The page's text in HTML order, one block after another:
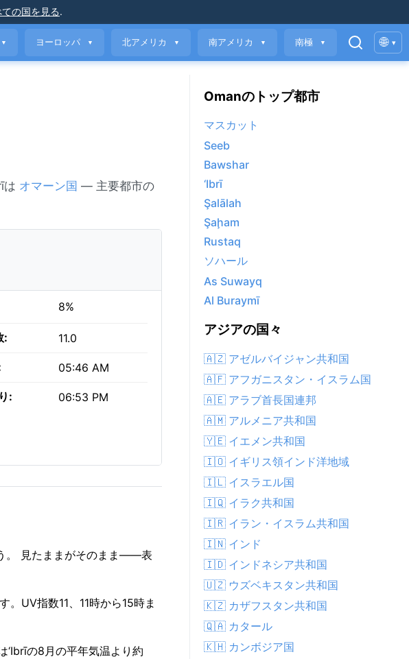
の国を見る.
▼ ヨーロッパ ▼ 北アメリカ ▼ 南アメリカ ▼ 南極 ▼ 🌐 ▾
は オマーン国 — 主要都市の
8%
: 11.0
05:46 AM
: 06:53 PM
。 見たままがそのまま——表
UV指数11、11時から15時ま
‘Ibrīの8月の平年気温より約
Omanのトップ都市
マスカット
Seeb
Bawshar
‘Ibrī
Şalālah
Şaḩam
Rustaq
ソハール
As Suwayq
Al Buraymī
アジアの国々
🇦🇿 アゼルバイジャン共和国
🇦🇫 アフガニスタン・イスラム国
🇦🇪 アラブ首長国連邦
🇦🇲 アルメニア共和国
🇾🇪 イエメン共和国
🇮🇴 イギリス領インド洋地域
🇮🇱 イスラエル国
🇮🇶 イラク共和国
🇮🇷 イラン・イスラム共和国
🇮🇳 インド
🇮🇩 インドネシア共和国
🇺🇿 ウズベキスタン共和国
🇰🇿 カザフスタン共和国
🇶🇦 カタール
🇰🇭 カンボジア国